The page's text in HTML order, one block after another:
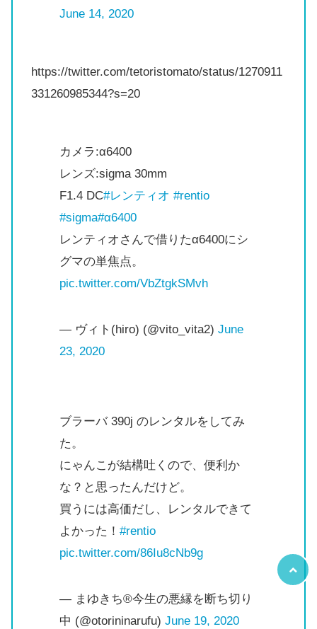
June 14, 2020
https://twitter.com/tetoristomato/status/1270911
331260985344?s=20
カメラ:α6400
レンズ:sigma 30mm
F1.4 DC#レンティオ #rentio
#sigma#α6400
レンティオさんで借りたα6400にシ
グマの単焦点。
pic.twitter.com/VbZtgkSMvh
— ヴィト(hiro) (@vito_vita2) June
23, 2020
ブラーバ 390j のレンタルをしてみ
た。
にゃんこが結構吐くので、便利か
な？と思ったんだけど。
買うには高価だし、レンタルできて
よかった！ #rentio
pic.twitter.com/86Iu8cNb9g
— まゆきち®️今生の悪縁を断ち切り
中 (@otorininarufu) June 19, 2020